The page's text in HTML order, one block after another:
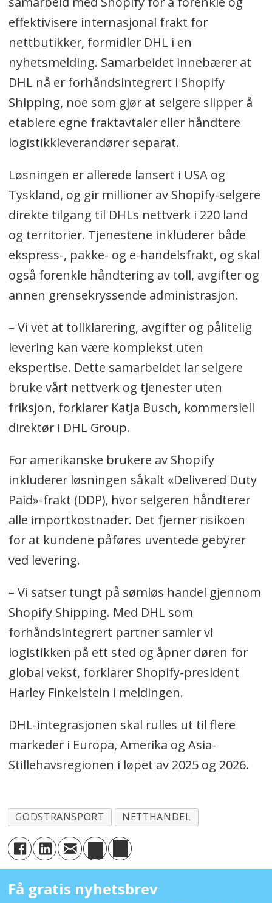
effektivisere internasjonal frakt for
nettbutikker, formidler DHL i en
nyhetsmelding. Samarbeidet innebærer at
DHL nå er forhåndsintegrert i Shopify
Shipping, noe som gjør at selgere slipper å
etablere egne fraktavtaler eller håndtere
logistikkleverandører separat.
Løsningen er allerede lansert i USA og
Tyskland, og gir millioner av Shopify-selgere
direkte tilgang til DHLs nettverk i 220 land
og territorier. Tjenestene inkluderer både
ekspress-, pakke- og e-handelsfrakt, og skal
også forenkle håndtering av toll, avgifter og
annen grensekryssende administrasjon.
– Vi vet at tollklarering, avgifter og pålitelig
levering kan være komplekst uten
ekspertise. Dette samarbeidet lar selgere
bruke vårt nettverk og tjenester uten
friksjon, forklarer Katja Busch, kommersiell
direktør i DHL Group.
For amerikanske brukere av Shopify
inkluderer løsningen såkalt «Delivered Duty
Paid»-frakt (DDP), hvor selgeren håndterer
alle importkostnader. Det fjerner risikoen
for at kundene påføres uventede gebyrer
ved levering.
– Vi satser tungt på sømløs handel gjennom
Shopify Shipping. Med DHL som
forhåndsintegrert partner samler vi
logistikken på ett sted og åpner døren for
global vekst, forklarer Shopify-president
Harley Finkelstein i meldingen.
DHL-integrasjonen skal rulles ut til flere
markeder i Europa, Amerika og Asia-
Stillehavsregionen i løpet av 2025 og 2026.
GODSTRANSPORT NETTHANDEL
Få gratis nyhetsbrev